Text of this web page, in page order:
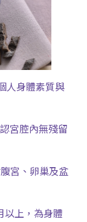
人身體素質與
宮腔內無殘留
宮、卵巢及盆
以上，為身體